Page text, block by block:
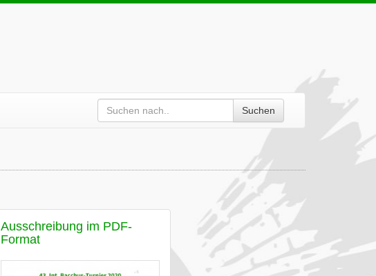
Suchen
Ausschreibung im PDF-
Format